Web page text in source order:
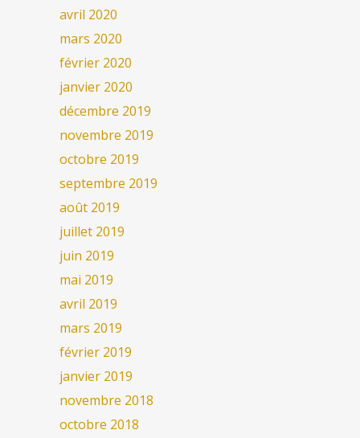
avril 2020
mars 2020
février 2020
janvier 2020
décembre 2019
novembre 2019
octobre 2019
septembre 2019
août 2019
juillet 2019
juin 2019
mai 2019
avril 2019
mars 2019
février 2019
janvier 2019
novembre 2018
octobre 2018